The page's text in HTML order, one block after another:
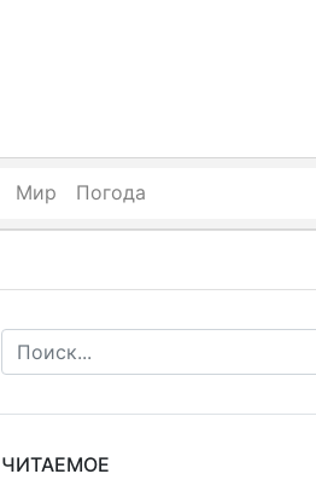
Мир Погода
ЧИТАЕМОЕ